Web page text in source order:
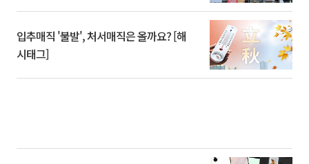
입추매직 '불발', 처서매직은 올까요? [해
시태그]